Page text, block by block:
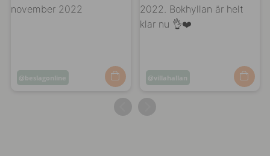
Opslag
beslagonline
Opslag
af
villahallan